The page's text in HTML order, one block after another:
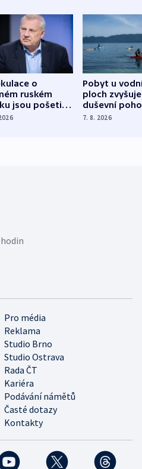
o
ruském
jsou pošetilé,
estonský
Pobyt u
ploch zvyšuje
duševní
ukázala
7. 8. 2026
Pro média
Reklama
Studio Brno
Studio Ostrava
Rada ČT
Kariéra
Podávání námětů
Časté dotazy
Kontakty